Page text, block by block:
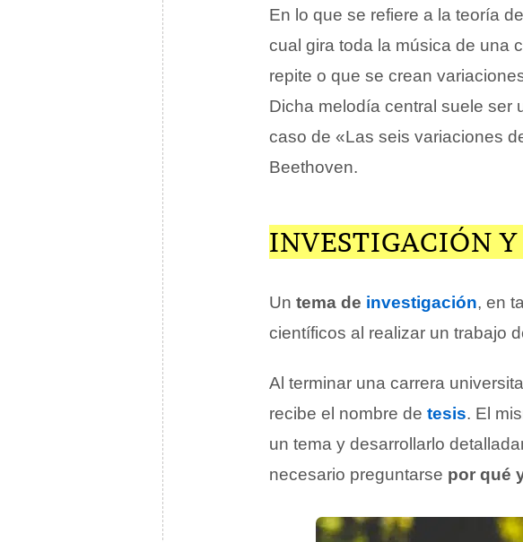
En lo que se refiere a la teoría
cual gira toda la música de una
repite o que se crean
Dicha melodía central suele ser
caso de «Las seis variaciones
Beethoven.
INVESTIGACIÓN Y
Un tema de investigación, en
científicos al realizar un trabajo
Al terminar una carrera
recibe el nombre de tesis. El
un tema y desarrollarlo
necesario preguntarse por qué